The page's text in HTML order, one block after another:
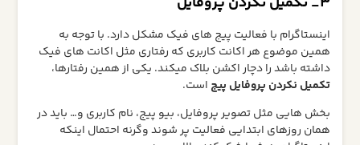
اینستاگرام با فعالیت پیج های فیک مشکل دارد. با توجه به
همین موضوع هر اکانت کاربری که رفتاری مثل اکانت های فیک
داشته باشد را دچار اکشن بلاک میکند. یکی از همین رفتارها،
تکمیل نکردن پروفایل پیج است.
بخش هایی مثل تصویر پروفایل، بیو پیج، نام کاربری و… باید در
همان روزهای ابتدایی فعالیت پر شوند وگرنه احتمال اینکه